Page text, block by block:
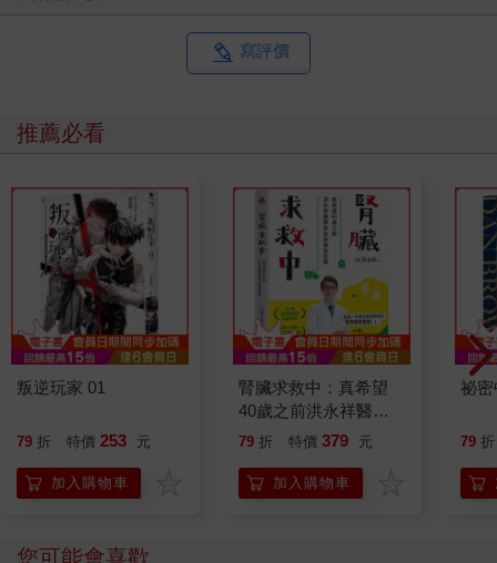
寫評價
推薦必看
叛逆玩家 01
79 折 特價 253 元
加入購物車
腎臟求救中：真希望
40歲之前洪永祥醫師
就告訴我這些事
79 折 特價 379 元
加入購物車
祕
79 折
您可能會喜歡